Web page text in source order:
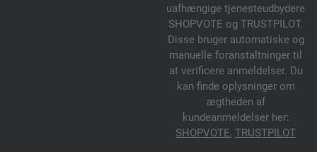
uafhængige tjenesteudbydere
SHOPVOTE og TRUSTPILOT.
Disse bruger automatiske og
manuelle foranstaltninger til
at verificere anmeldelser. Du
kan finde oplysninger om
ægtheden af
kundeanmeldelser her:
SHOPVOTE, TRUSTPILOT